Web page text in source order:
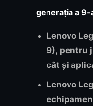
generația a 9-
Lenovo
9), pentru
cât și
Lenovo